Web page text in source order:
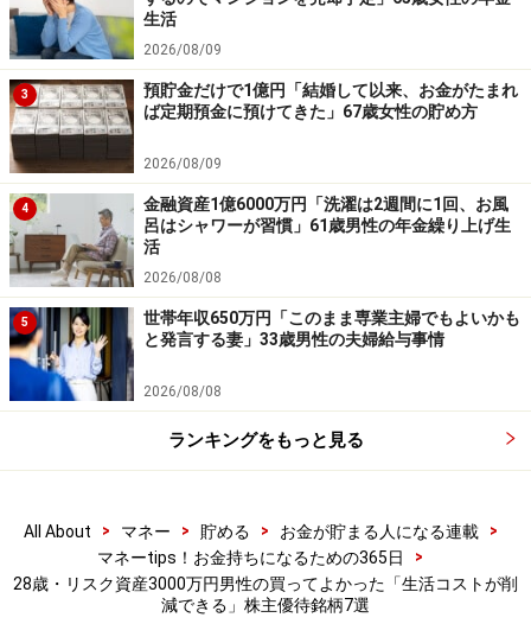
ございません。資産運用、投資はリスクを伴います。投
資に関する最終判断は、御自身の責任でお願いします
※記事内容は執筆時点のものです。最新の内容をご確認くださ
い。
本記事の内容は一般的な情報提供を目的としており、特定の金融
商品や投資行動を推奨するものではありません。
投資や資産運用に関する最終的なご判断はご自身の責任において
行ってください。
掲載情報の正確性・完全性については十分に配慮しております
が、その内容を保証するものではなく、これに基づく損失・損害
などについて当社は一切の責任を負いません。
最新の情報や詳細については、必ず各金融機関やサービス提供者
の公式情報をご確認ください。
【編集部からのお知らせ】
・「家計」について、アンケート（2026/8/31まで）を実施
※謝礼付きの限定アンケートやモニター企画に参加が可能に
生活
2026/08/09
3
預貯金だけで1億円「結婚して以来、お金がたまれ
ば定期預金に預けてきた」67歳女性の貯め方
2026/08/09
4
金融資産1億6000万円「洗濯は2週間に1回、お風
呂はシャワーが習慣」61歳男性の年金繰り上げ生
活
2026/08/08
5
世帯年収650万円「このまま専業主婦でもよいかも
と発言する妻」33歳男性の夫婦給与事情
2026/08/08
ランキングをもっと見る
All About > マネー > 貯める > お金が貯まる人になる連載
>
マネーtips！お金持ちになるための365日
>
28歳・リスク資産3000万円男性の買ってよかった「生活コストが削
減できる」株主優待銘柄7選